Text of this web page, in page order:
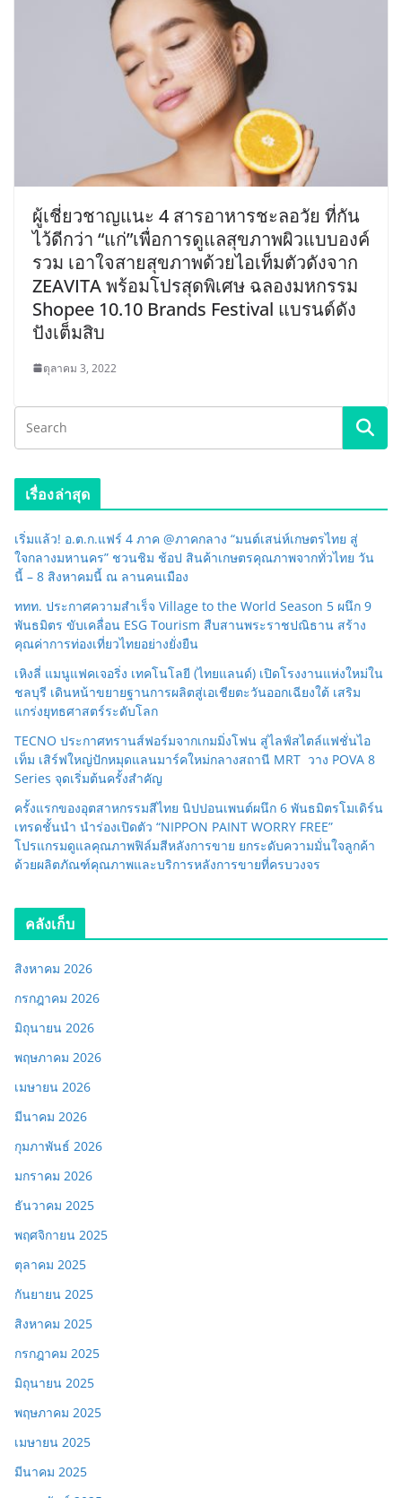
ผู้เชี่ยวชาญแนะ 4 สารอาหารชะลอวัย ที่กัน
ไว้ดีกว่า “แก่”เพื่อการดูแลสุขภาพผิวแบบองค์
รวม เอาใจสายสุขภาพด้วยไอเท็มตัวดังจาก
ZEAVITA พร้อมโปรสุดพิเศษ ฉลองมหกรรม
Shopee 10.10 Brands Festival แบรนด์ดัง
ปังเต็มสิบ
ตุลาคม 3, 2022
เรื่องล่าสุด
เริ่มแล้ว! อ.ต.ก.แฟร์ 4 ภาค @ภาคกลาง “มนต์เสน่ห์เกษตรไทย สู่
ใจกลางมหานคร” ชวนชิม ช้อป สินค้าเกษตรคุณภาพจากทั่วไทย วัน
นี้ – 8 สิงหาคมนี้ ณ ลานคนเมือง
ททท. ประกาศความสำเร็จ Village to the World Season 5 ผนึก 9
พันธมิตร ขับเคลื่อน ESG Tourism สืบสานพระราชปณิธาน สร้าง
คุณค่าการท่องเที่ยวไทยอย่างยั่งยืน
เหิงลี่ แมนูแฟคเจอริ่ง เทคโนโลยี (ไทยแลนด์) เปิดโรงงานแห่งใหม่ใน
ชลบุรี เดินหน้าขยายฐานการผลิตสู่เอเชียตะวันออกเฉียงใต้ เสริม
แกร่งยุทธศาสตร์ระดับโลก
TECNO ประกาศทรานส์ฟอร์มจากเกมมิ่งโฟน สู่ไลฟ์สไตล์แฟชั่นไอ
เท็ม เสิร์ฟใหญ่ปักหมุดแลนมาร์คใหม่กลางสถานี MRT วาง POVA 8
Series จุดเริ่มต้นครั้งสำคัญ
ครั้งแรกของอุตสาหกรรมสีไทย นิปปอนเพนต์ผนึก 6 พันธมิตรโมเดิร์น
เทรดชั้นนำ นำร่องเปิดตัว “NIPPON PAINT WORRY FREE”
โปรแกรมดูแลคุณภาพฟิล์มสีหลังการขาย ยกระดับความมั่นใจลูกค้า
ด้วยผลิตภัณฑ์คุณภาพและบริการหลังการขายที่ครบวงจร
คลังเก็บ
สิงหาคม 2026
กรกฎาคม 2026
มิถุนายน 2026
พฤษภาคม 2026
เมษายน 2026
มีนาคม 2026
กุมภาพันธ์ 2026
มกราคม 2026
ธันวาคม 2025
พฤศจิกายน 2025
ตุลาคม 2025
กันยายน 2025
สิงหาคม 2025
กรกฎาคม 2025
มิถุนายน 2025
พฤษภาคม 2025
เมษายน 2025
มีนาคม 2025